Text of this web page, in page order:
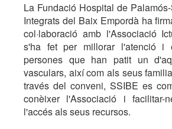
La Fundació Hospital de
Integrats del Baix Empordà ha
col·laboració amb l'Associació
s'ha fet per millorar l'atenció
persones que han patit un
vasculars, així com als seus
través del conveni, SSIBE es
conèixer l'Associació i
l'accés als seus recursos.